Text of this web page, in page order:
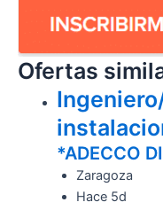
Ofertas
*ADECCO
Zaragoza
Hace 5d